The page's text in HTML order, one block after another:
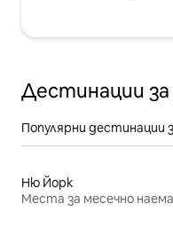
Дестинации
Популярни
Ню Йорк
Места за месечно